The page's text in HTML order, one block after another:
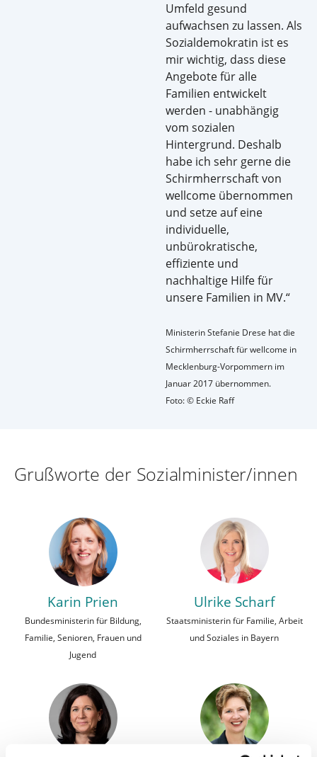
Umfeld gesund
aufwachsen zu lassen. Als
Sozialdemokratin ist es
mir wichtig, dass diese
Angebote für alle
Familien entwickelt
werden - unabhängig
vom sozialen
Hintergrund. Deshalb
habe ich sehr gerne die
Schirmherrschaft von
wellcome übernommen
und setze auf eine
individuelle,
unbürokratische,
effiziente und
nachhaltige Hilfe für
unsere Familien in MV.“
Ministerin Stefanie Drese hat die
Schirmherrschaft für wellcome in
Mecklenburg-Vorpommern im
Januar 2017 übernommen.
Foto: © Eckie Raff
Grußworte der Sozialminister/innen
Karin Prien
Bundesministerin für Bildung,
Familie, Senioren, Frauen und
Jugend
Ulrike Scharf
Staatsministerin für Familie, Arbeit
und Soziales in Bayern